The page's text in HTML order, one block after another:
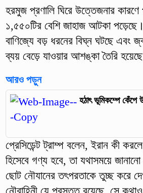
হরমুজ প্রণালি ঘিরে উত্তেজনার
১,৫৫০টির বেশি জাহাজ আটকা
বাণিজ্যে বড় ধরনের বিঘ্ন ঘটছে এবং
ব্যয় বেড়ে যাওয়ার আশঙ্কা তৈরি
আরও পড়ুন
হঠাৎ ভূমিকম্পে কেঁপে
প্রেসিডেন্ট ট্রাম্প বলেন, ইরান কী
হিসেবে গণ্য হবে, তা যথাসময়ে
ছোট নৌযানের তৎপরতাকে তুচ্ছ করে